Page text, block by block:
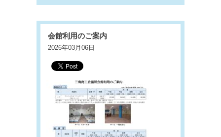
会館利用のご案内
2026年03月06日